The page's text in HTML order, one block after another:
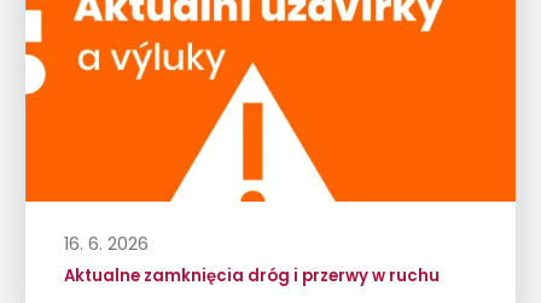
16. 6. 2026
Aktualne zamknięcia dróg i przerwy w ruchu